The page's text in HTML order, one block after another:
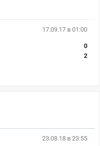
17.09.17 в 01:00
0
2
23.08.18 в 23:55